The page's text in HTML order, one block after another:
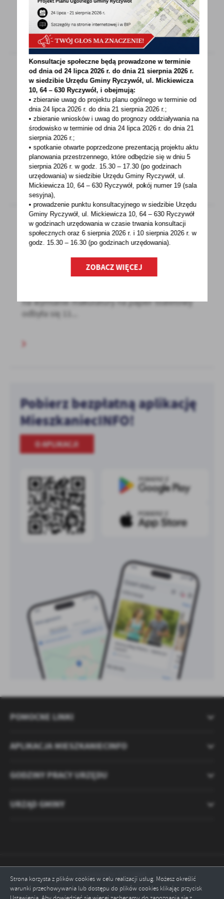
Strona korzysta z plików cookies w celu realizacji usług. Możesz określić
warunki przechowywania lub dostępu do plików cookies klikając przycisk
05 - 07 - 2022
Szkody rolnicze - grad
INFORMACJA W związku z wystąpieniem
zjawiska gradobicia na terenie Gminy Ryczywół
Urząd Gminy...
05 - 07 - 2022
„Wymiana makulatury na papier toaletowy”
III edycja – podsumowanie
na wymianie makulatury na papier toaletowy
odbyła się 11...
Pobierz bezpłatną aplikację
MieszkaniecINFO!
O APLIKACJI
POMOCNE LINKI
APLIKACJA MIESZKANIECINFO
GODZINY PRACY URZĘDU
URZĄD GMINY
Odwiedzin: 2121066
Online: 6
Konsultacje społeczne będą prowadzone w terminie
od dnia od 24 lipca 2026 r. do dnia 21 sierpnia 2026 r.
w siedzibie Urzędu Gminy Ryczywół, ul. Mickiewicza
10, 64 – 630 Ryczywół, i obejmują:
• zbieranie uwag do projektu planu ogólnego w terminie od
dnia 24 lipca 2026 r. do dnia 21 sierpnia 2026 r.;
• zbieranie wniosków i uwag do prognozy oddziaływania na
środowisko w terminie od dnia 24 lipca 2026 r. do dnia 21
sierpnia 2026 r.;
• spotkanie otwarte poprzedzone prezentacją projektu aktu
planowania przestrzennego, które odbędzie się w dniu 5
sierpnia 2026 r.w godz. 15.30 – 17.30 (po godzinach
urzędowania) w siedzibie Urzędu Gminy Ryczywół, ul.
Mickiewicza 10, 64 – 630 Ryczywół, pokójnumer 19 (sala
sesyjna),
• prowadzenie punktu konsultacyjnego w siedzibie Urzędu
Gminy Ryczywół, ul. Mickiewicza 10, 64 – 630 Ryczywół
w godzinachurzędowania w czasie trwania konsultacji
społecznych oraz 6 sierpnia 2026 r. i 10 sierpnia 2026 r. w
godz. 15.30 – 16.30 (po godzinachurzędowania).
ZOBACZ WIĘCEJ